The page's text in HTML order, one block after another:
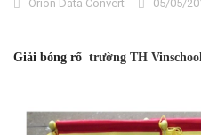
Orion Data Convert 05/05/
Giải bóng rổ trường TH